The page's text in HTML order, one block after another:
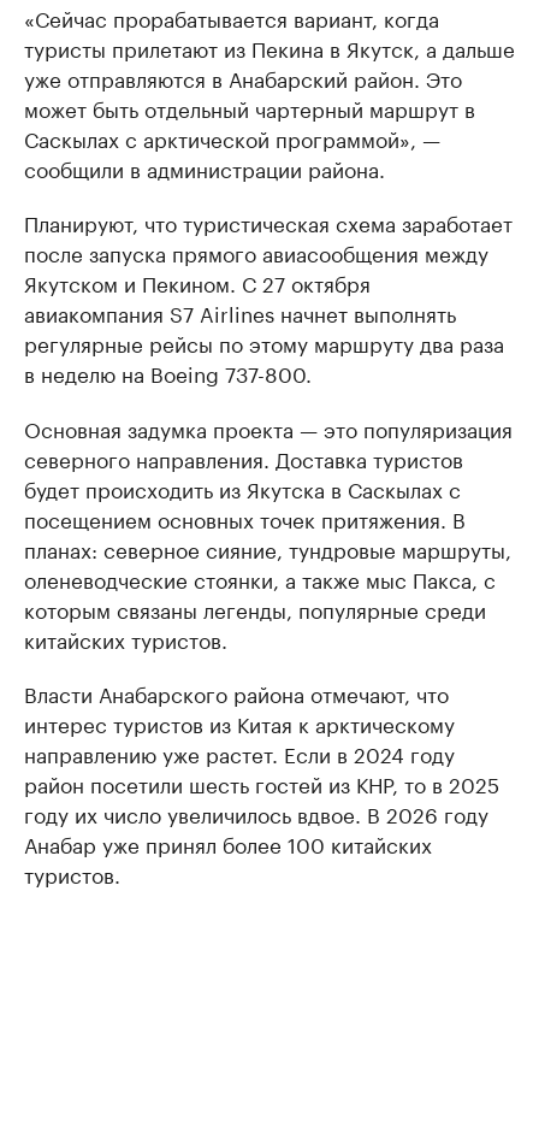
«Сейчас прорабатывается вариант, когда
туристы прилетают из Пекина в Якутск, а дальше
уже отправляются в Анабарский район. Это
может быть отдельный чартерный маршрут в
Саскылах с арктической программой», —
сообщили в администрации района.
Планируют, что туристическая схема заработает
после запуска прямого авиасообщения между
Якутском и Пекином. С 27 октября
авиакомпания S7 Airlines начнет выполнять
регулярные рейсы по этому маршруту два раза
в неделю на Boeing 737-800.
Основная задумка проекта — это популяризация
северного направления. Доставка туристов
будет происходить из Якутска в Саскылах с
посещением основных точек притяжения. В
планах: северное сияние, тундровые маршруты,
оленеводческие стоянки, а также мыс Пакса, с
которым связаны легенды, популярные среди
китайских туристов.
Власти Анабарского района отмечают, что
интерес туристов из Китая к арктическому
направлению уже растет. Если в 2024 году
район посетили шесть гостей из КНР, то в 2025
году их число увеличилось вдвое. В 2026 году
Анабар уже принял более 100 китайских
туристов.